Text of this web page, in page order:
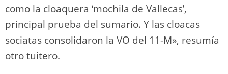
como la cloaquera ‘mochila de Vallecas’,
principal prueba del sumario. Y las cloacas
sociatas consolidaron la VO del 11-M», resumía
otro tuitero.